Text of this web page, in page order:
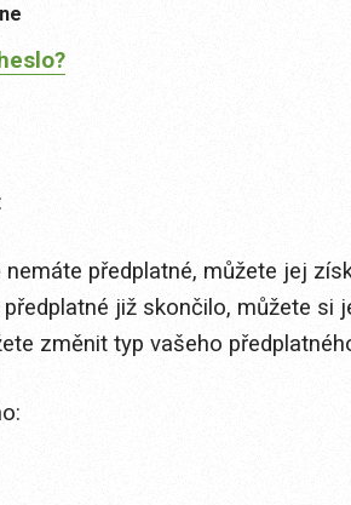
nemáte předplatné, můžete jej
předplatné již skončilo, můžete si
změnit typ vašeho